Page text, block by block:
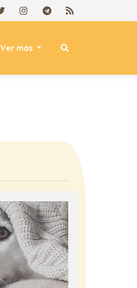
Ver más